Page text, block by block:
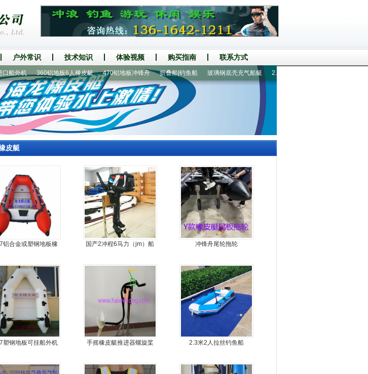
户外常识 技术知识 体验视频 购买指南 联系方式
外机 360铝地板6人橡皮艇 470铝地板冲锋舟 折叠船|钓鱼船 玻璃钢底壳充气船艇 2.05米1人充气钓鱼船
皮艇
铝合金或塑钢地板橡
国产2冲程6马力（jm）船
冲锋舟尾轮拖轮
塑钢地板可挂船外机
手摇橡皮艇推进器螺旋桨
2.3米2人拉丝钓鱼船